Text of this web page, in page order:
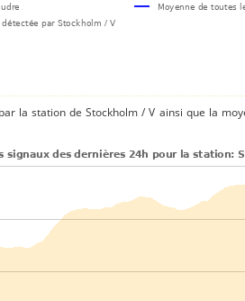
la station de Stockholm / V ainsi que la